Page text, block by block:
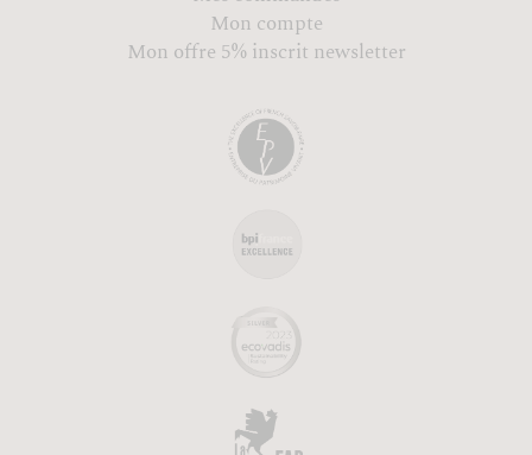
Mon compte
Mon offre 5% inscrit newsletter